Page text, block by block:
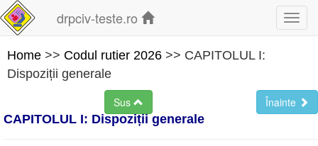
drpciv-teste.ro
Home >> Codul rutier 2026 >> CAPITOLUL I:
Dispoziții generale
Sus
Înainte
CAPITOLUL I: Dispoziții generale